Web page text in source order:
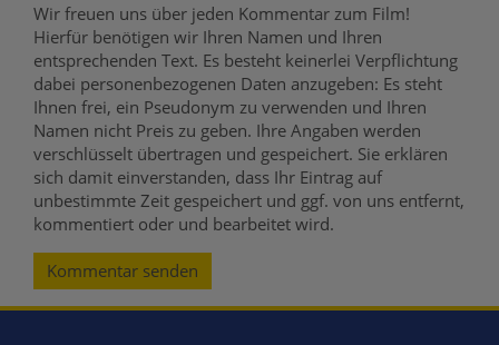
Wir freuen uns über jeden Kommentar zum Film!
Hierfür benötigen wir Ihren Namen und Ihren
entsprechenden Text. Es besteht keinerlei Verpflichtung
dabei personenbezogenen Daten anzugeben: Es steht
Ihnen frei, ein Pseudonym zu verwenden und Ihren
Namen nicht Preis zu geben. Ihre Angaben werden
verschlüsselt übertragen und gespeichert. Sie erklären
sich damit einverstanden, dass Ihr Eintrag auf
unbestimmte Zeit gespeichert und ggf. von uns entfernt,
kommentiert oder und bearbeitet wird.
Kommentar senden